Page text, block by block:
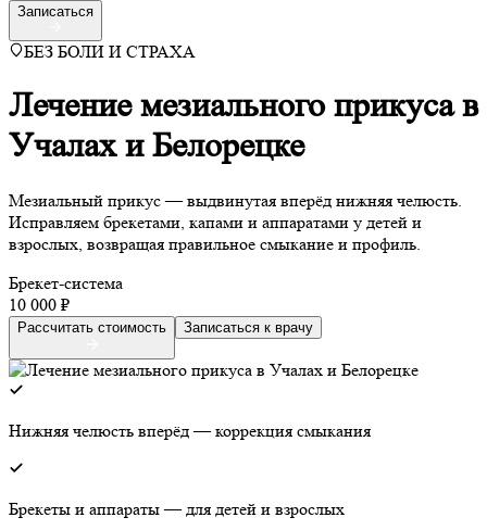
Записаться
БЕЗ БОЛИ И СТРАХА
Лечение мезиального прикуса в
Учалах и Белорецке
Мезиальный прикус — выдвинутая вперёд нижняя челюсть.
Исправляем брекетами, капами и аппаратами у детей и
взрослых, возвращая правильное смыкание и профиль.
Брекет-система
10 000 ₽
Рассчитать стоимость Записаться к врачу
Нижняя челюсть вперёд — коррекция смыкания
Брекеты и аппараты — для детей и взрослых